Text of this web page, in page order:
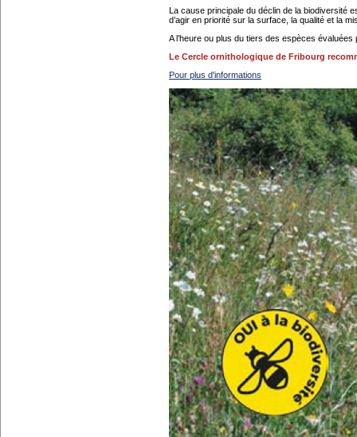
La cause principale du déclin de la biodiversité
d’agir en priorité sur la surface, la qualité et la
A l’heure ou plus du tiers des espèces
Le Cercle ornithologique de Fribourg
Pour plus d'informations